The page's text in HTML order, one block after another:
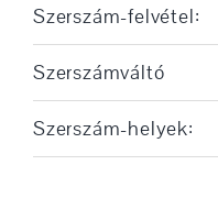
Szerszám-felvétel:
Szerszámváltó
Szerszám-helyek: